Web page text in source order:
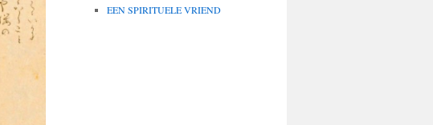
EEN SPIRITUELE VRIEND